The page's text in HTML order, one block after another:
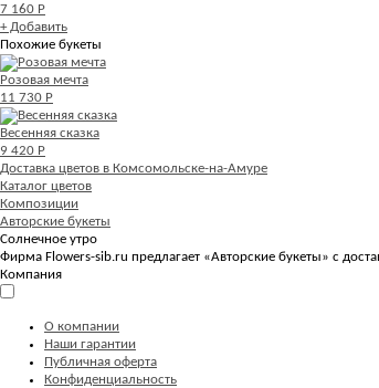
7 160 Р
+ Добавить
Похожие букеты
Розовая мечта
11 730 Р
Весенняя сказка
9 420 Р
Доставка цветов в Комсомольске-на-Амуре
Каталог цветов
Композиции
Авторские букеты
Солнечное утро
Фирма Flowers-sib.ru предлагает «Авторские букеты» с
Компания
О компании
Наши гарантии
Публичная оферта
Конфиденциальность